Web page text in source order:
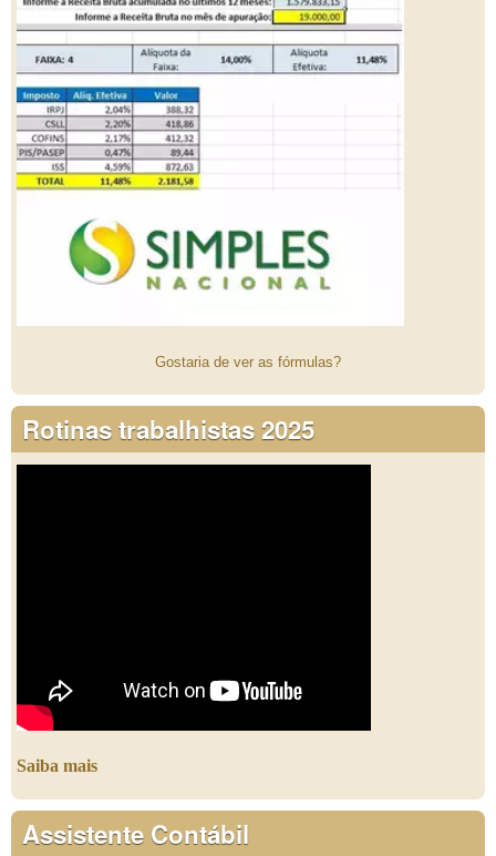
Gostaria de ver as fórmulas?
Rotinas trabalhistas 2025
Saiba mais
Assistente Contábil